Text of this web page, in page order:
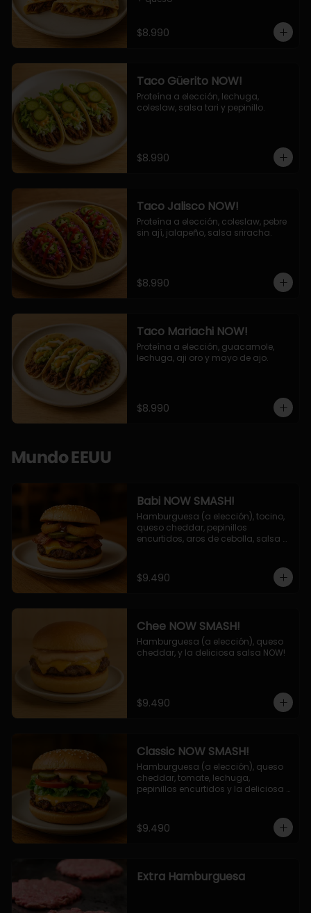
$8.990
Taco Güerito NOW!
Proteína a elección, lechuga,
coleslaw, salsa tari y pepinillo.
$8.990
Taco Jalisco NOW!
Proteína a elección, coleslaw, pebre
sin ají, jalapeño, salsa sriracha.
$8.990
Taco Mariachi NOW!
Proteína a elección, guacamole,
lechuga, aji oro y mayo de ajo.
$8.990
Mundo EEUU
Babi NOW SMASH!
Hamburguesa (a elección), tocino,
queso cheddar, pepinillos
encurtidos, aros de cebolla, salsa
$9.490
Chee NOW SMASH!
Hamburguesa (a elección), queso
cheddar, y la deliciosa salsa NOW!
$9.490
Classic NOW SMASH!
Hamburguesa (a elección), queso
cheddar, tomate, lechuga,
pepinillos encurtidos y la deliciosa
$9.490
Extra Hamburguesa